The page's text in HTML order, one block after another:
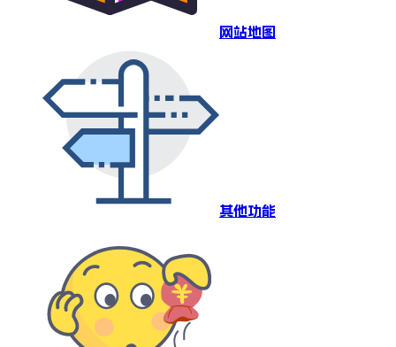
网站地图
其他功能